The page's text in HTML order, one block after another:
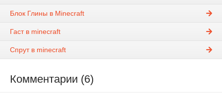
Блок Глины в Minecraft
Гаст в minecraft
Спрут в minecraft
Комментарии (6)